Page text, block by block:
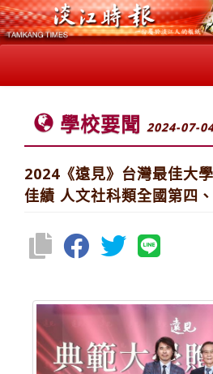
學校要聞 2024-07-
2024《遠見》台灣最佳大
佳績 人文社科類全國第四